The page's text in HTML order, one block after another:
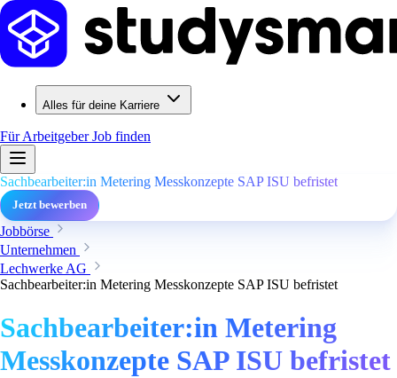
Alles für deine Karriere
Für ArbeitgeberJob finden
Sachbearbeiter:in Metering Messkonzepte SAP ISU befristet
Jetzt bewerben
Jobbörse
Unternehmen
Lechwerke AG
Sachbearbeiter:in Metering Messkonzepte SAP ISU befristet
Sachbearbeiter:in Metering
Messkonzepte SAP ISU befristet